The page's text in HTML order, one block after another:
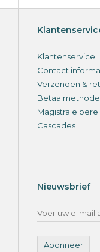
Klantenservice
Contact
Verzenden &
Magistrale
Cascades
Nieuwsbrief
Abonneer